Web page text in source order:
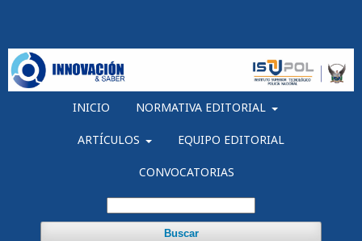
INICIO NORMATIVA EDITORIAL
ARTÍCULOS EQUIPO EDITORIAL
CONVOCATORIAS
Buscar